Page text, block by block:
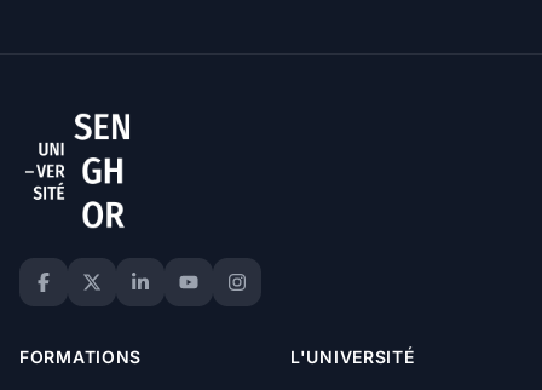
FORMATIONS L'UNIVERSITÉ